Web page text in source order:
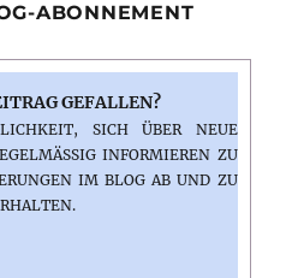
ABONNEMENT
GEFALLEN?
SICH ÜBER NEUE
INFORMIEREN ZU L
IM BLOG AB UND ZU E